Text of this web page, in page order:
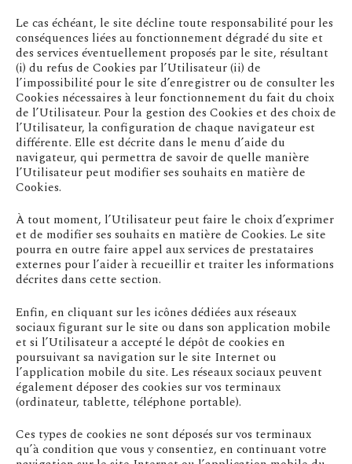
Le cas échéant, le site décline toute responsabilité pour les
conséquences liées au fonctionnement dégradé du site et
des services éventuellement proposés par le site, résultant
(i) du refus de Cookies par l’Utilisateur (ii) de
l’impossibilité pour le site d’enregistrer ou de consulter les
Cookies nécessaires à leur fonctionnement du fait du choix
de l’Utilisateur. Pour la gestion des Cookies et des choix de
l’Utilisateur, la configuration de chaque navigateur est
différente. Elle est décrite dans le menu d’aide du
navigateur, qui permettra de savoir de quelle manière
l’Utilisateur peut modifier ses souhaits en matière de
Cookies.
À tout moment, l’Utilisateur peut faire le choix d’exprimer
et de modifier ses souhaits en matière de Cookies. Le site
pourra en outre faire appel aux services de prestataires
externes pour l’aider à recueillir et traiter les informations
décrites dans cette section.
Enfin, en cliquant sur les icônes dédiées aux réseaux
sociaux figurant sur le site ou dans son application mobile
et si l’Utilisateur a accepté le dépôt de cookies en
poursuivant sa navigation sur le site Internet ou
l’application mobile du site. Les réseaux sociaux peuvent
également déposer des cookies sur vos terminaux
(ordinateur, tablette, téléphone portable).
Ces types de cookies ne sont déposés sur vos terminaux
qu’à condition que vous y consentiez, en continuant votre